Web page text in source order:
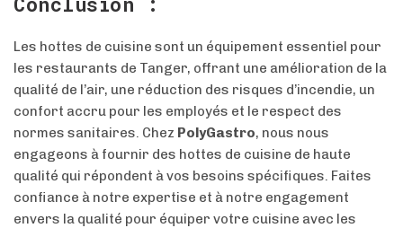
Les hottes de cuisine sont un équipement essentiel pour
les restaurants de Tanger, offrant une amélioration de la
qualité de l’air, une réduction des risques d’incendie, un
confort accru pour les employés et le respect des
normes sanitaires. Chez PolyGastro, nous nous
engageons à fournir des hottes de cuisine de haute
qualité qui répondent à vos besoins spécifiques. Faites
confiance à notre expertise et à notre engagement
envers la qualité pour équiper votre cuisine avec les